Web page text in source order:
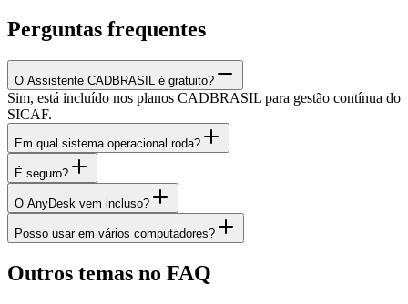
Perguntas frequentes
O Assistente CADBRASIL é gratuito?
Sim, está incluído nos planos CADBRASIL para gestão contínua do
SICAF.
Em qual sistema operacional roda?
É seguro?
O AnyDesk vem incluso?
Posso usar em vários computadores?
Outros temas no FAQ